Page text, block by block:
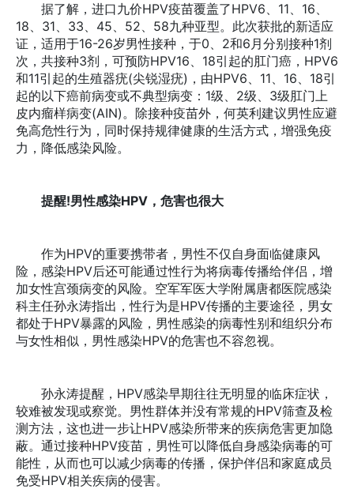
据了解，进口九价HPV疫苗覆盖了HPV6、11、16、
18、31、33、45、52、58九种亚型。此次获批的新适应
证，适用于16-26岁男性接种，于0、2和6月分别接种1剂
次，共接种3剂，可预防HPV16、18引起的肛门癌，HPV6
和11引起的生殖器疣(尖锐湿疣)，由HPV6、11、16、18引
起的以下癌前病变或不典型病变：1级、2级、3级肛门上
皮内瘤样病变(AIN)。除接种疫苗外，何英利建议男性应避
免高危性行为，同时保持规律健康的生活方式，增强免疫
力，降低感染风险。
提醒!男性感染HPV，危害也很大
作为HPV的重要携带者，男性不仅自身面临健康风
险，感染HPV后还可能通过性行为将病毒传播给伴侣，增
加女性宫颈病变的风险。空军军医大学附属唐都医院感染
科主任孙永涛指出，性行为是HPV传播的主要途径，男女
都处于HPV暴露的风险，男性感染的病毒性别和组织分布
与女性相似，男性感染HPV的危害也不容忽视。
孙永涛提醒，HPV感染早期往往无明显的临床症状，
较难被发现或察觉。男性群体并没有常规的HPV筛查及检
测方法，这也进一步让HPV感染所带来的疾病危害更加隐
蔽。通过接种HPV疫苗，男性可以降低自身感染病毒的可
能性，从而也可以减少病毒的传播，保护伴侣和家庭成员
免受HPV相关疾病的侵害。